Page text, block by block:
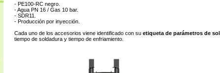
- PE100-RC negro.
- Agua PN 16 / Gas 10 bar.
- SDR11.
- Producción por inyección.
Cada uno de los accesorios viene identificado con su etiqueta de parámetros de
tiempo de soldadura y tiempo de enfriamiento.